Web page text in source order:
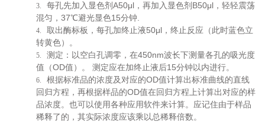
3.每孔先加入显色剂A50μl ，再加入显色剂 B50μl ，轻轻震荡
混匀，37℃避光显色15分钟
4.取出酶标板，每孔加终止液50μl ，终止反应（此时蓝色立
转黄色）。
5.测定：以空白孔调零，在450nm波长下测量各孔的吸光度
值（OD值）。 测定应在加终止液后15分钟以内进行。
6.根据标准品的浓度及对应的OD值计算出标准曲线的直线
回归方程，再根据样品的OD值在回归方程上计算出对应的样
品浓度。也可以使用各种应用软件来计算。应记住由于样品
稀释了的，其实际浓度应该乘以总稀释倍数。